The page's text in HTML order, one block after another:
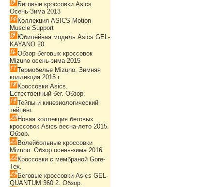
Беговые кроссовки Asics
Осень-Зима 2013
Коллекция ASICS Motion
Muscle Support
Юбилейная модель Asics GEL-
KAYANO 20
Обзор беговых кроссовок
Mizuno осень-зима 2015
Термобелье Mizuno. Зимняя
коллекция 2015 г.
Кроссовки Asics.
Естественный бег. Обзор.
Тейпы и кинезиологический
тейпинг.
Новая коллекция беговых
кроссовок Asics весна-лето 2015.
Обзор.
Волейбольные кроссовки
Mizuno. Обзор осень-зима 2016.
Кроссовки с мембраной Gore-
Tex.
Беговые кроссовки Asics GEL-
QUANTUM 360 2. Обзор.